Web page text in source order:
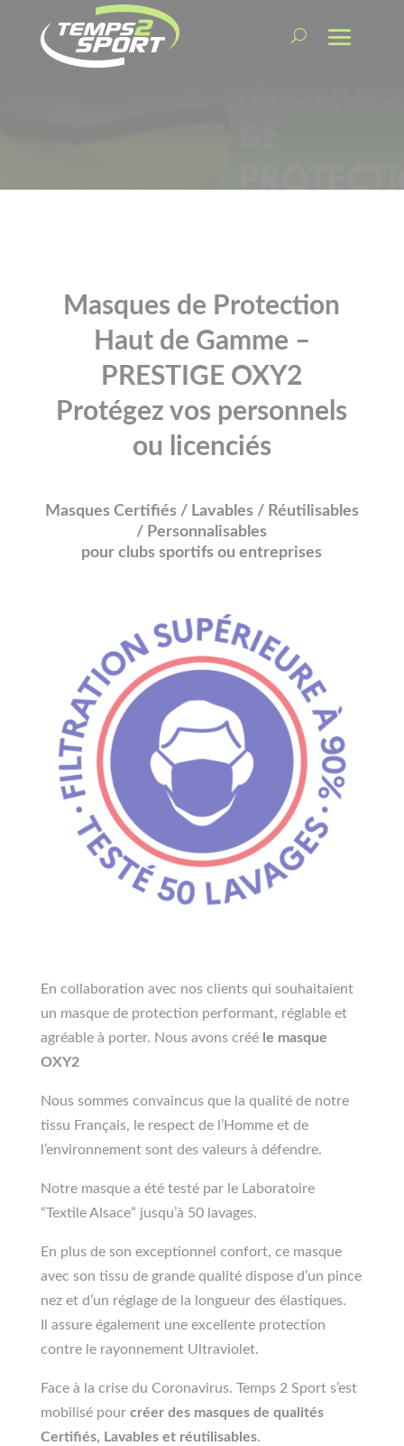
Masques de Protection
Haut de Gamme –
PRESTIGE OXY2
Protégez vos personnels
ou licenciés
Masques Certifiés / Lavables / Réutilisables
/ Personnalisables
pour clubs sportifs ou entreprises
En collaboration avec nos clients qui souhaitaient
un masque de protection performant, réglable et
agréable à porter. Nous avons créé le masque
OXY2
Nous sommes convaincus que la qualité de notre
tissu Français, le respect de l’Homme et de
l’environnement sont des valeurs à défendre.
Notre masque a été testé par le Laboratoire
“Textile Alsace” jusqu’à 50 lavages.
En plus de son exceptionnel confort, ce masque
avec son tissu de grande qualité dispose d’un pince
nez et d’un réglage de la longueur des élastiques.
Il assure également une excellente protection
contre le rayonnement Ultraviolet.
Face à la crise du Coronavirus. Temps 2 Sport s’est
mobilisé pour créer des masques de qualités
Certifiés, Lavables et réutilisables.